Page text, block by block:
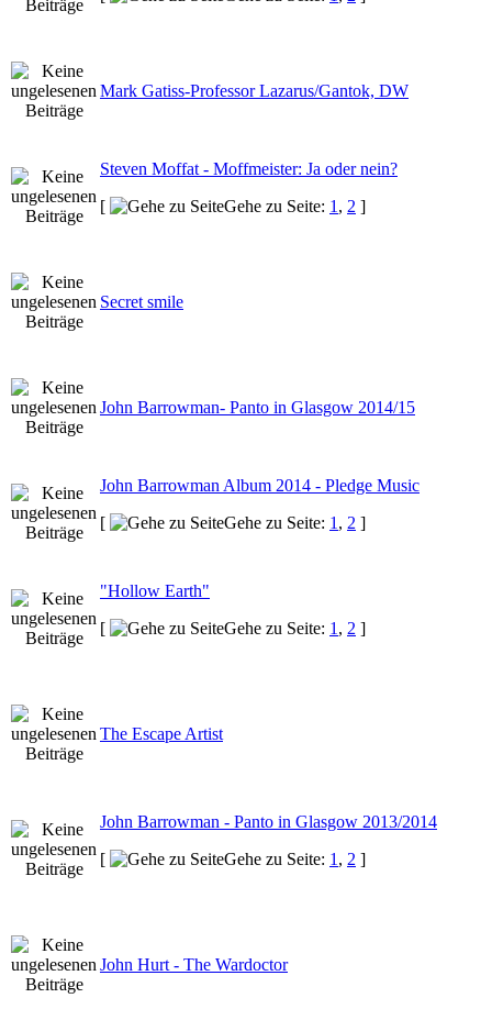
Mark Gatiss-Professor Lazarus/Gantok, DW
Steven Moffat - Moffmeister: Ja oder nein?
[
Gehe zu Seite: 1 , 2 ]
Secret smile
John Barrowman- Panto in Glasgow 2014/15
John Barrowman Album 2014 - Pledge Music
[
Gehe zu Seite: 1 , 2 ]
"Hollow Earth"
[
Gehe zu Seite: 1 , 2 ]
The Escape Artist
John Barrowman - Panto in Glasgow 2013/2014
[
Gehe zu Seite: 1 , 2 ]
John Hurt - The Wardoctor